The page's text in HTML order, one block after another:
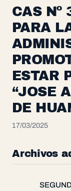
CAS Nº
PARA
ESTAR
“JOSE
DE
17/03/2025
Archivos